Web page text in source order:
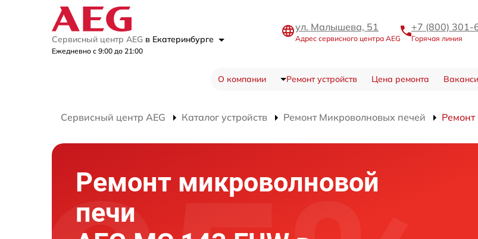
Сервисный центр AEG в Екатеринбурге
Ежедневно с 9:00 до 21:00
ул. Малышева, 51
Адрес сервисного центра AEG
+7 (800) 301-
Горячая линия
О компании Ремонт устройств Цена ремонта
Сервисный центр AEG Каталог устройств Ремонт Микроволновых печей
Ремонт микроволновой
печи